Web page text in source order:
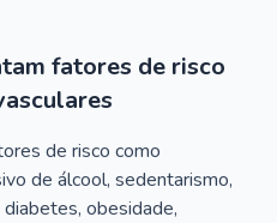
fatores de risco
de risco como
de álcool, sedentarismo,
obesidade,